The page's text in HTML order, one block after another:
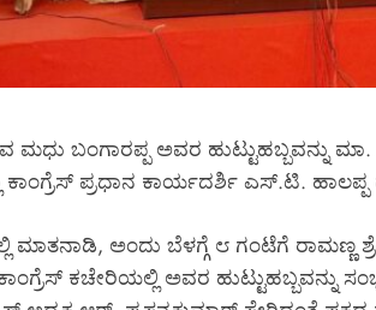
ಮಧು ಬಂಗಾರಪ್ಪ ಅವರ ಹುಟ್ಟುಹಬ್ಬವನ್ನು
ಕಾಂಗ್ರೆಸ್ ಪ್ರಧಾನ ಕಾರ್ಯದರ್ಶಿ ಎಸ್.ಟಿ.
ಮಾತನಾಡಿ, ಅಂದು ಬೆಳಗ್ಗೆ ೮ ಗಂಟೆಗೆ ರಾಮಣ್ಣ
ಕಚೇರಿಯಲ್ಲಿ ಅವರ ಹುಟ್ಟುಹಬ್ಬವನ್ನು